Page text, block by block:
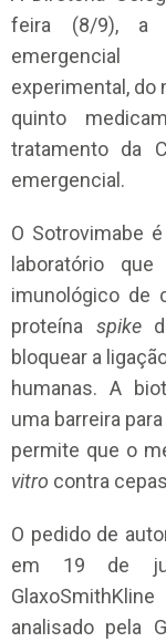
feira (8/9), a
experimental, do
quinto
tratamento da
emergencial.
O Sotrovimabe
laboratório
imunológico de
proteína spike
bloquear a
humanas. A
uma barreira
permite que o
vitro contra
O pedido de
em 19 de
analisado pela